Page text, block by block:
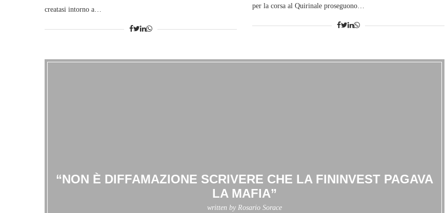
creatasi intorno a…
per la corsa al Quirinale proseguono…
“NON È DIFFAMAZIONE SCRIVERE CHE LA FININVEST PAGAVA
LA MAFIA”
written by Rosario Sorace